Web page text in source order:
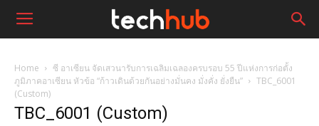
Home
ซี อาเซียน จัดเสวนารับการเฉลิมเฉลองครบรอบ 55 ปีแห่งการก่อตั้ง
ภูมิภาคอาเซียน หัวข้อ “ก้าวเดินด้วยกันอย่างมั่นคง มั่งคั่ง ยั่งยืน”
TBC_6001
(Custom)
TBC_6001 (Custom)